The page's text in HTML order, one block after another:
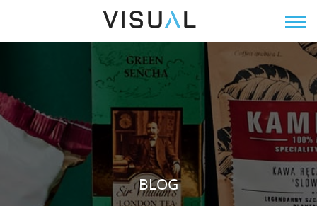
BLOG